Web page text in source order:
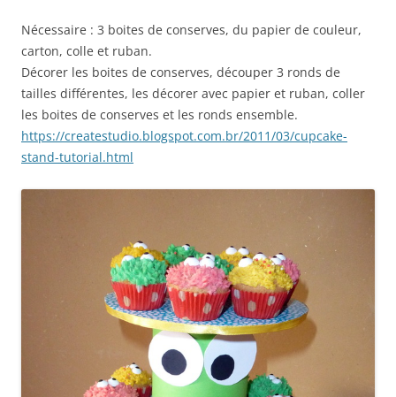
Nécessaire : 3 boites de conserves, du papier de couleur,
carton, colle et ruban.
Décorer les boites de conserves, découper 3 ronds de
tailles différentes, les décorer avec papier et ruban, coller
les boites de conserves et les ronds ensemble.
https://createstudio.blogspot.com.br/2011/03/cupcake-
stand-tutorial.html